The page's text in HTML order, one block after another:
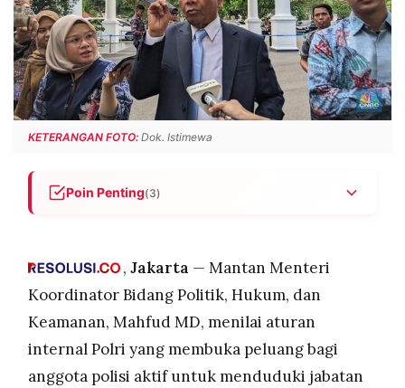
INFORMASI
PRIVACY
POLICY
BERITA
WARGA
INFORMASI
IKLAN
KIRIM
TULISAN
PENGADUAN TERM
KETERANGAN FOTO: Dok. Istimewa
Poin Penting(3)
bertentangan dengan undang-undang dan
anggota Polri aktif hanya boleh menduduki
jabatan di luar kepolisian setelah pensiun atau
mengundurkan diri.
, Jakarta — Mantan Menteri
Koordinator Bidang Politik, Hukum, dan
Keamanan, Mahfud MD, menilai aturan
internal Polri yang membuka peluang bagi
anggota polisi aktif untuk menduduki jabatan